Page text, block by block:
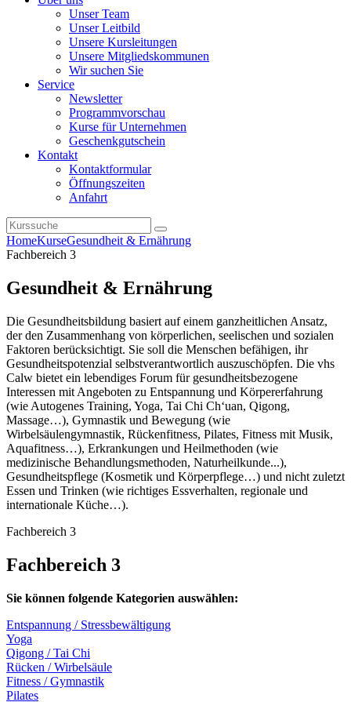
Unser Team
Unser Leitbild
Unsere Kursleitungen
Unsere Mitgliedskommunen
Wir suchen Sie
Service
Newsletter
Programmvorschau
Kurse für Unternehmen
Geschenkgutschein
Kontakt
Kontaktformular
Öffnungszeiten
Anfahrt
HomeKurseGesundheit & Ernährung
Fachbereich 3
Gesundheit & Ernährung
Die Gesundheitsbildung basiert auf einem ganzheitlichen Ansatz,
der den Zusammenhang von körperlichen, seelischen und sozialen
Faktoren berücksichtigt. Sie soll die Menschen befähigen, ihr
Gesundheitspotenzial selbstverantwortlich auszuschöpfen. Die vhs
Calw bietet ein lebendiges Forum für gesundheitsbezogene
Interessen mit Angeboten zu Entspannung und Körpererfahrung
(wie Autogenes Training, Yoga, Tai Chi Ch‘uan, Qigong,
Massage…), Gymnastik und Bewegung (wie
Wirbelsäulengymnastik, Rückenfitness, Pilates, Fitness mit Musik,
Aquafitness…), Erkrankungen und Heilmethoden (wie
medizinische Behandlungsmethoden, Naturheilkunde...),
Gesundheitspflege (Kosmetik und Körperpflege…) und nicht zuletzt
Essen und Trinken (wie richtiges Essverhalten, regionale und
internationale Küche…).
Fachbereich 3
Fachbereich 3
Sie können folgende Kategorien auswählen:
Entspannung / Stressbewältigung
Yoga
Qigong / Tai Chi
Rücken / Wirbelsäule
Fitness / Gymnastik
Pilates